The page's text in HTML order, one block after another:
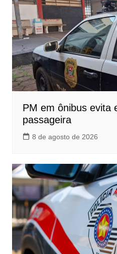
PM em ônibus evita
passageira
8 de agosto de 2026